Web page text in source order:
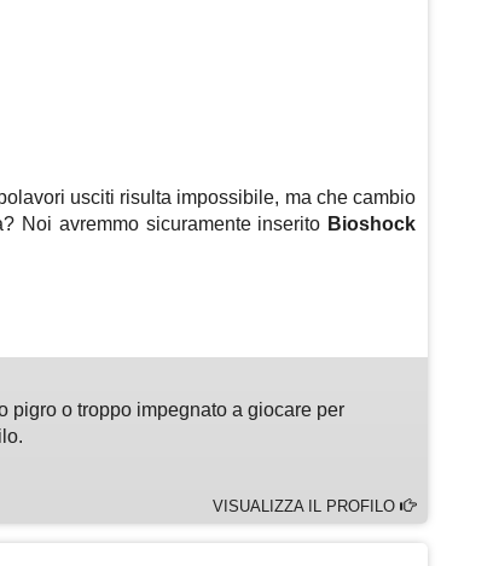
usciti risulta impossibile, ma che cambio
Noi avremmo sicuramente inserito Bioshock
pigro o troppo impegnato a giocare per
VISUALIZZA IL PROFILO